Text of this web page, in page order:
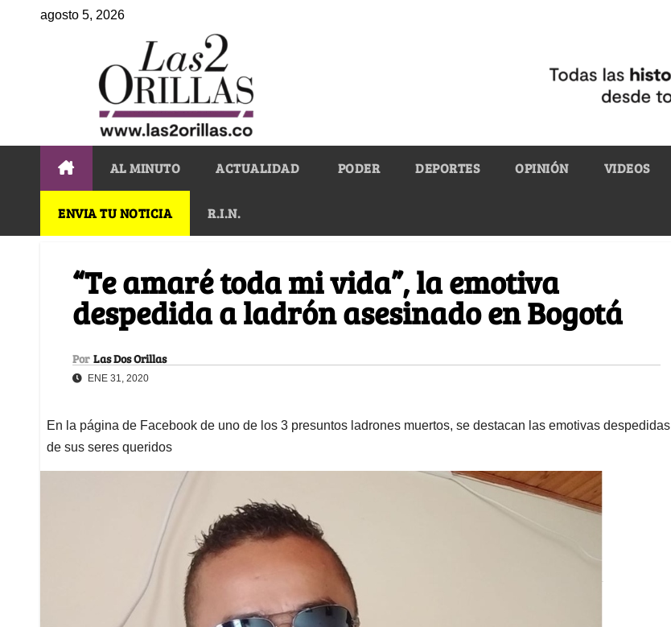
agosto 5, 2026
AL MINUTO ACTUALIDAD PODER DEPORTES OPINIÓN VIDEOS
ENVIA TU NOTICIA R.I.N.
“Te amaré toda mi vida”, la emotiva
despedida a ladrón asesinado en Bogotá
Por Las Dos Orillas
ENE 31, 2020
En la página de Facebook de uno de los 3 presuntos ladrones muertos, se destacan las emotivas despedidas
de sus seres queridos